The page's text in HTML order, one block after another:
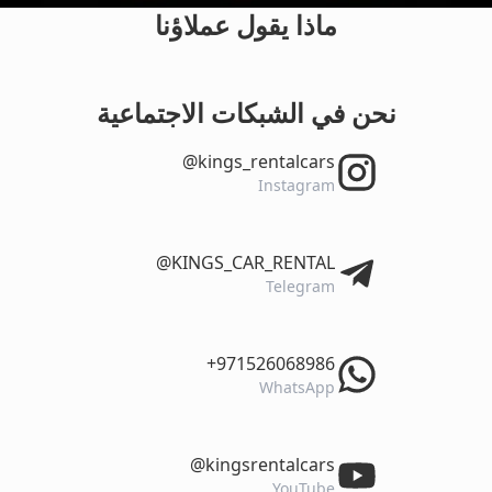
ماذا يقول عملاؤنا
نحن في الشبكات الاجتماعية
‎@kings_rentalcars
Instagram
‎@KINGS_CAR_RENTAL
Telegram
‎+971526068986
WhatsApp
‎@kingsrentalcars